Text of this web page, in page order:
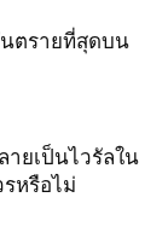
นตรายที่สุดบน
ายเป็นไวรัลใน
หรือไม่